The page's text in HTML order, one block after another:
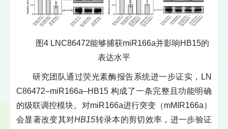
图4 LNC86472能够捕获miR166a并影响HB15的
表达水平
研究团队通过荧光素酶报告系统进一步证实，LN
C86472–miR166a–HB15 构成了一条完整且功能明确
的级联调控模块。对miR166a进行突变（mMIR166a）
会显著改变其对HB15转录本的剪切效率，进一步验证